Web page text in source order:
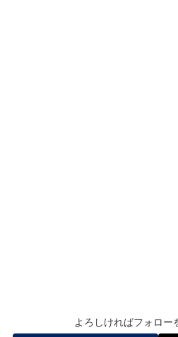
よろしければフォロー